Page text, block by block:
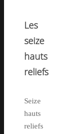
Les
seize
hauts
reliefs
Seize
hauts
reliefs